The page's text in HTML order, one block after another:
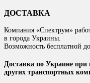
ДОСТАВКА
Компания «Спектрум»
в города Украины.
Возможность бесплатной
Доставка по Украине
других транспортных